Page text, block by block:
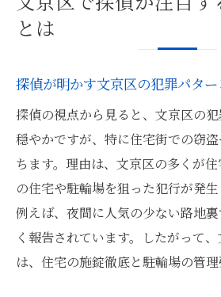
とは
探偵が明かす文京区の犯罪パター
探偵の視点から見ると、文京区の
穏やかですが、特に住宅街での窃
ちます。理由は、文京区の多くが
の住宅や駐輪場を狙った犯行が発生
例えば、夜間に人気の少ない路地
く報告されています。したがって
は、住宅の施錠徹底と駐輪場の管理